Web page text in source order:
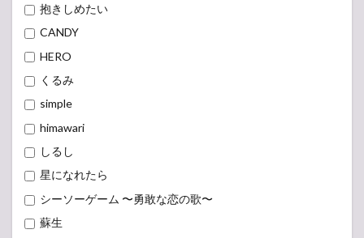
抱きしめたい
CANDY
HERO
くるみ
simple
himawari
しるし
星になれたら
シーソーゲーム 〜勇敢な恋の歌〜
蘇生